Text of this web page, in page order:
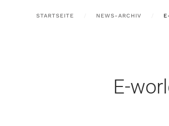
STARTSEITE NEWS-ARCHIV
E-